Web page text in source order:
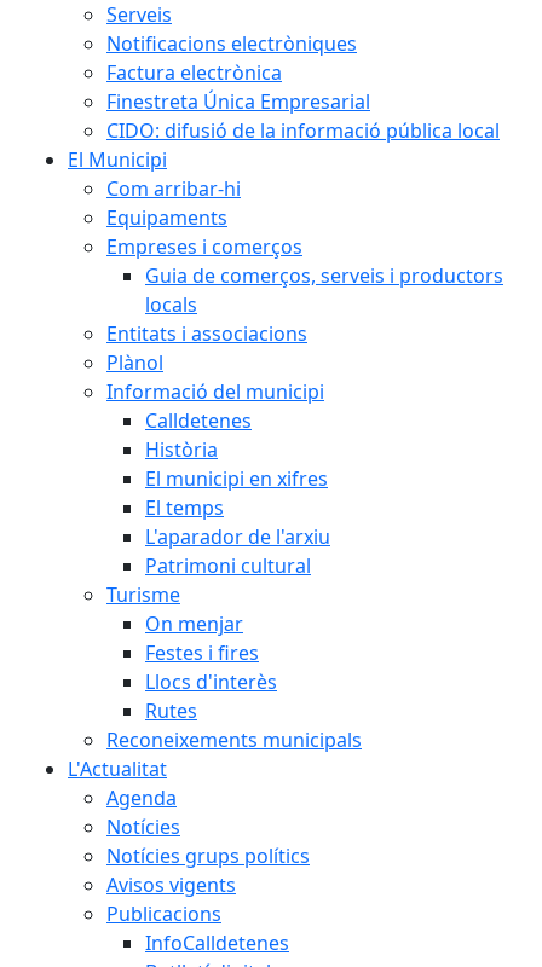
Serveis
Notificacions electròniques
Factura electrònica
Finestreta Única Empresarial
CIDO: difusió de la informació pública local
El Municipi
Com arribar-hi
Equipaments
Empreses i comerços
Guia de comerços, serveis i productors
locals
Entitats i associacions
Plànol
Informació del municipi
Calldetenes
Història
El municipi en xifres
El temps
L'aparador de l'arxiu
Patrimoni cultural
Turisme
On menjar
Festes i fires
Llocs d'interès
Rutes
Reconeixements municipals
L'Actualitat
Agenda
Notícies
Notícies grups polítics
Avisos vigents
Publicacions
InfoCalldetenes